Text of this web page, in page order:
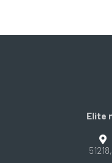
Elite
51218